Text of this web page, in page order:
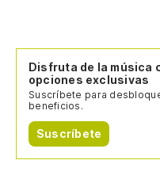
Disfruta de la música
opciones exclusivas
Suscríbete para
beneficios.
Suscríbete